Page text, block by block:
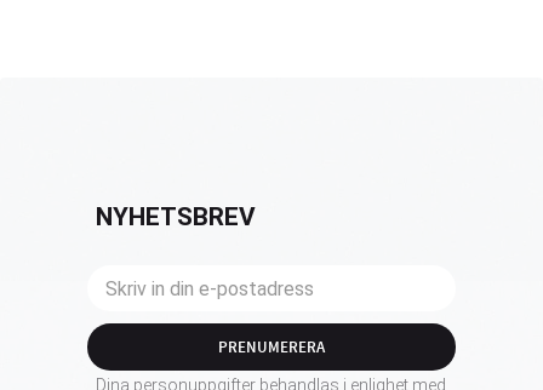
NYHETSBREV
PRENUMERERA
Dina personuppgifter behandlas i enlighet med